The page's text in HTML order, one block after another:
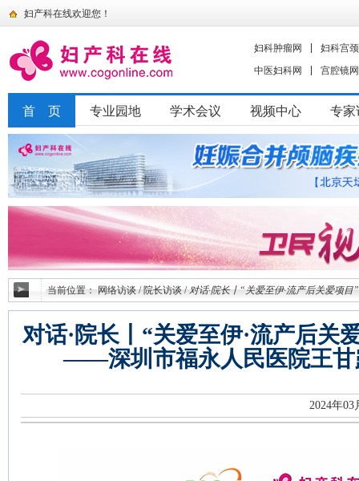
妇产科在线欢迎您！
妇科肿瘤网
妇科宫
中医妇科网
宫腔镜网
首 页 专业园地 学术会议 视频中心 专家
当前位置：网络访谈 / 院长访谈 / 对话·院长丨“关爱至伊·流产后关爱项
对话·院长丨“关爱至伊·流产后关
——深圳市福永人民医院王甘
2024年03